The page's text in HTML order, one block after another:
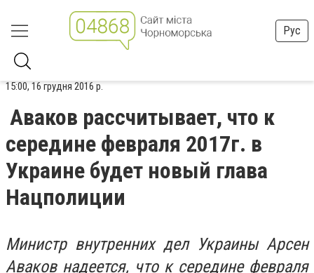
Рус
15:00, 16 грудня 2016 р.
Аваков рассчитывает, что к
середине февраля 2017г. в
Украине будет новый глава
Нацполиции
Министр внутренних дел Украины Арсен
Аваков надеется, что к середине февраля